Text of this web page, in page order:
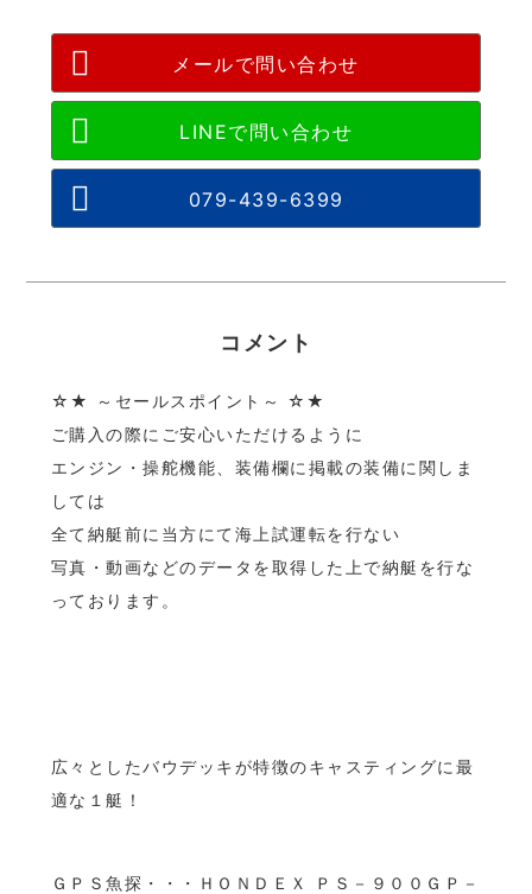
メールで問い合わせ
079-439-6399
コメント
☆★ ～セールスポイント～ ☆★
ご購入の際にご安心いただけるように
エンジン・操舵機能、装備欄に掲載の装備に関しま
しては
全て納艇前に当方にて海上試運転を行ない
写真・動画などのデータを取得した上で納艇を行な
っております。
広々としたバウデッキが特徴のキャスティングに最
適な１艇！
ＧＰＳ魚探・・・ＨＯＮＤＥＸ ＰＳ－９００ＧＰ－